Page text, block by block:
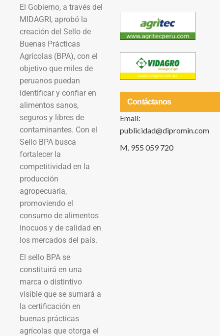
El Gobierno, a través del
MIDAGRI, aprobó la
creación del Sello de
Buenas Prácticas
Agrícolas (BPA), con el
objetivo que miles de
peruanos puedan
identificar y confiar en
alimentos sanos,
seguros y libres de
contaminantes. Con el
Sello BPA busca
fortalecer la
competitividad en la
producción
agropecuaria,
promoviendo el
consumo de alimentos
inocuos y de calidad en
los mercados del país.
El sello BPA se
constituirá en una
marca o distintivo
visible que se sumará a
la certificación en
buenas prácticas
agrícolas que otorga el
Contáctanos
Email:
publicidad@dipromin.com
M. 955 059 720